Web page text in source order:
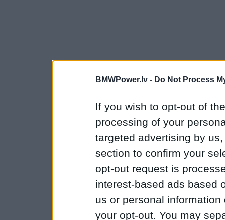
BMWPower.lv - Do Not Process
If you wish to opt-out of
processing of your
targeted advertising by
section to confirm your
opt-out request is
interest-based ads based
us or personal
your opt-out. You may